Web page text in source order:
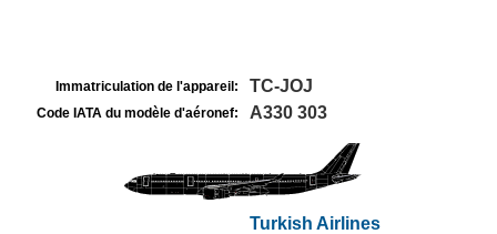
Immatriculation de l'appareil: TC-JOJ
Code IATA du modèle d'aéronef: A330 303
Turkish Airlines